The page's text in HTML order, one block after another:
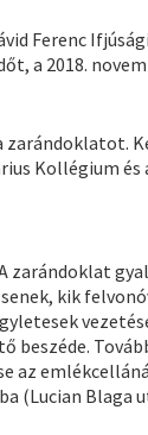
Ferenc
a 2018.
Kollégium és
zarándoklat
kik
beszéde.
az
(Lucian